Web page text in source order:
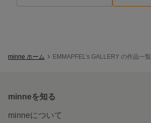
minne ホーム EMMAPFEL’s GALLERY の作品一覧
minneを知る
minneについて